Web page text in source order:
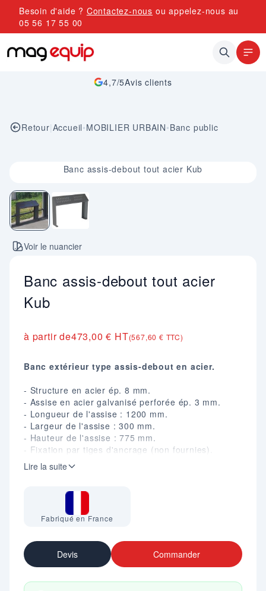
Allez au contenu
Besoin d'aide ? Contactez-nous ou appelez-nous au
05 56 17 55 00
4,7/5Avis clients
Retour|Accueil•MOBILIER URBAIN•Banc public
Image 1 sur 2Banc assis-debout tout acier Kub
Voir le nuancier
Banc assis-debout tout acier
Kub
à partir de473,00 € HT(567,60 € TTC)
Banc extérieur type assis-debout en acier.
- Structure en acier ép. 8 mm.
- Assise en acier galvanisé perforée ép. 3 mm.
- Longueur de l'assise : 1200 mm.
- Largeur de l'assise : 300 mm.
- Hauteur de l'assise : 775 mm.
- Fixation par tiges d'ancrage (non fournies).
- Livré prêt à monter.
- Finition peinture sur galva selon RAL disponibles.
Lire la suite
Fabriqué en France
Devis Commander